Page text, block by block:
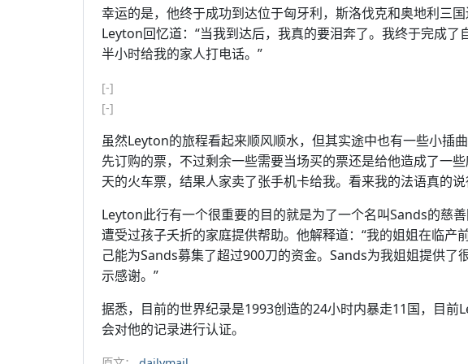
幸运的是，他终于成功到达位于匈牙利，斯洛伐克和奥地利三
Leyton回忆道：“当我到达后，我真的要泪奔了。我终于完成
半小时给我的家人打电话。”
[-]
[-]
虽然Leyton的旅程看起来顺风顺水，但其实途中也有一些小插
先订购的票，不过剩余一些需要当场买的票还是给他造成了一
天的火车票，结果人家卖了张手机卡给我。看来我的法语真的说
Leyton此行有一个很重要的目的就是为了一个名叫Sands的慈
遭受过孩子夭折的家庭提供帮助。他解释道：“我的姐姐在临产
己能为Sands募集了超过900刀的资金。Sands为我姐姐提供了
示感谢。”
据悉，目前的世界纪录是1993创造的24小时内暴走11国，目前
会对他的记录进行认证。